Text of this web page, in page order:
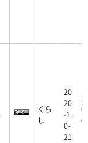
くら
し
20
20
-1
0-
21